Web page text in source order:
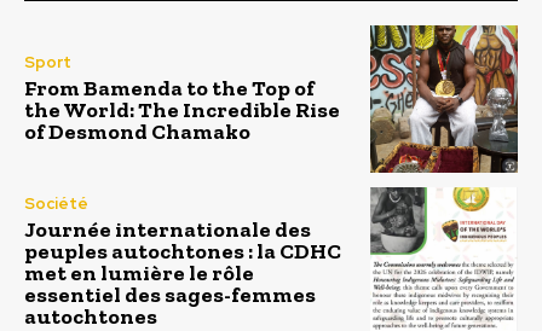
Sport
From Bamenda to the Top of
the World: The Incredible Rise
of Desmond Chamako
Société
Journée internationale des
peuples autochtones : la CDHC
met en lumière le rôle
essentiel des sages-femmes
autochtones